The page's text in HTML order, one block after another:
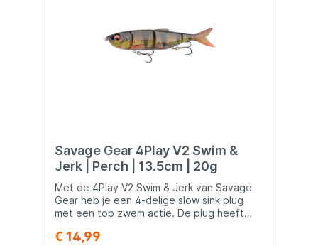
je vangstkansen met de Rapala Screw
Driver System Weights! Verkrijgbaar in
packs van 5 & 7,5 gram, alsook in 10 & 15
Savage Gear 4Play V2 Swim &
Jerk | Perch | 13.5cm | 20g
Met de 4Play V2 Swim & Jerk van Savage
Gear heb je een 4-delige slow sink plug
met een top zwem actie. De plug heeft
snoek te vissen. Zinkt trillend en
€ 14,99